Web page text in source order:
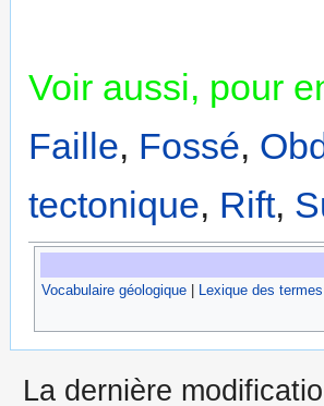
Voir aussi, pour
Faille, Fossé,
tectonique, Rift,
Vocabulaire géologique Lexique des
La dernière